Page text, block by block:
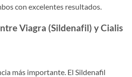
con excelentes resultados.
Viagra (Sildenafil) y Cialis
más importante. El Sildenafil